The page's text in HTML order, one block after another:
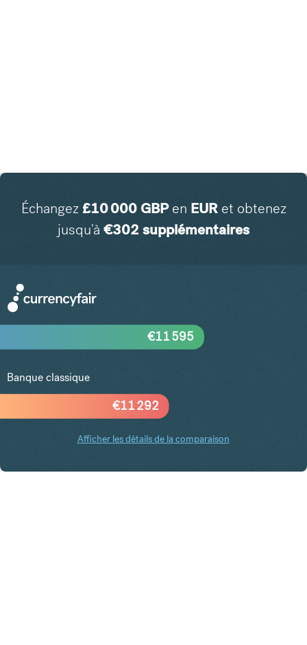
Échangez £10 000 GBPen EURet obtenez
jusqu'à €302 supplémentaires
€11 292
€11 595
Banque classique
Afficher les détails de la comparaison